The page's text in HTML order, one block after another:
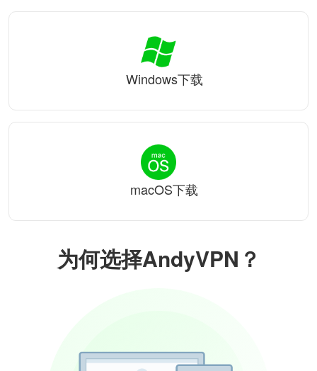
为何选择AndyVPN？
Windows下载
macOS下载